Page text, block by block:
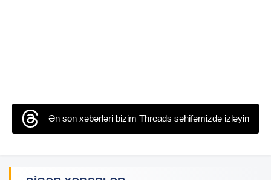
Ən son xəbərləri bizim Threads səhifəmizdə izləyin